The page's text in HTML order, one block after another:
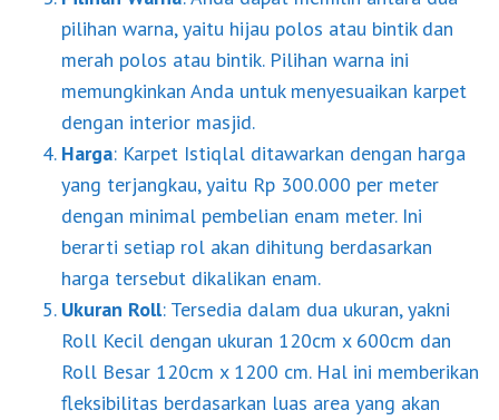
pilihan warna, yaitu hijau polos atau bintik dan
merah polos atau bintik. Pilihan warna ini
memungkinkan Anda untuk menyesuaikan karpet
dengan interior masjid.
Harga: Karpet Istiqlal ditawarkan dengan harga
yang terjangkau, yaitu Rp 300.000 per meter
dengan minimal pembelian enam meter. Ini
berarti setiap rol akan dihitung berdasarkan
harga tersebut dikalikan enam.
Ukuran Roll: Tersedia dalam dua ukuran, yakni
Roll Kecil dengan ukuran 120cm x 600cm dan
Roll Besar 120cm x 1200 cm. Hal ini memberikan
fleksibilitas berdasarkan luas area yang akan